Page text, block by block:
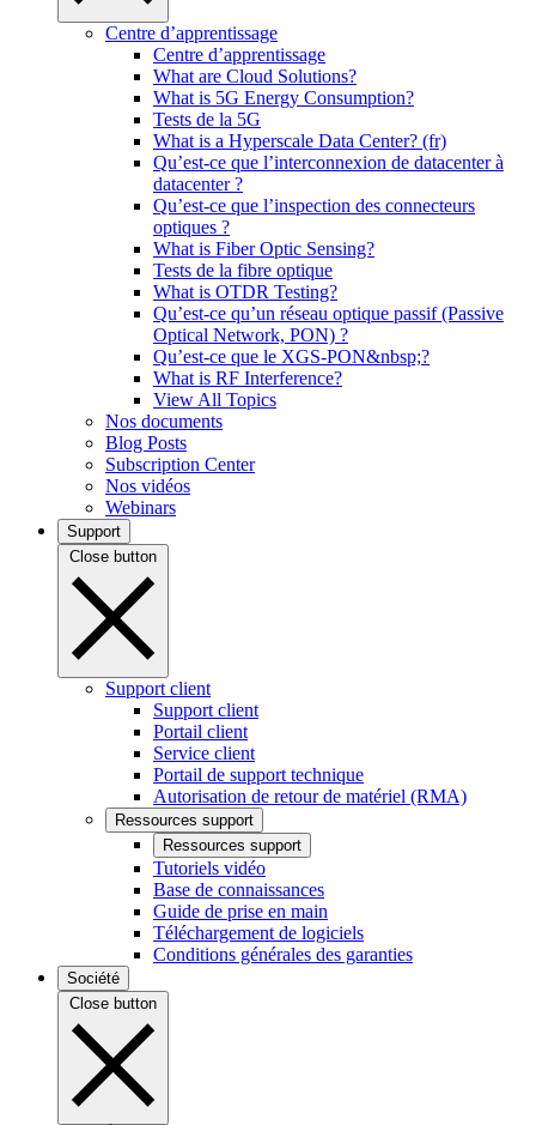
Centre d’apprentissage
Centre d’apprentissage
What are Cloud Solutions?
What is 5G Energy Consumption?
Tests de la 5G
What is a Hyperscale Data Center? (fr)
Qu’est-ce que l’interconnexion de datacenter à
datacenter ?
Qu’est-ce que l’inspection des connecteurs
optiques ?
What is Fiber Optic Sensing?
Tests de la fibre optique
What is OTDR Testing?
Qu’est-ce qu’un réseau optique passif (Passive
Optical Network, PON) ?
Qu’est-ce que le XGS-PON&nbsp;?
What is RF Interference?
View All Topics
Nos documents
Blog Posts
Subscription Center
Nos vidéos
Webinars
Support
Close button
Support client
Support client
Portail client
Service client
Portail de support technique
Autorisation de retour de matériel (RMA)
Ressources support
Ressources support
Tutoriels vidéo
Base de connaissances
Guide de prise en main
Téléchargement de logiciels
Conditions générales des garanties
Société
Close button